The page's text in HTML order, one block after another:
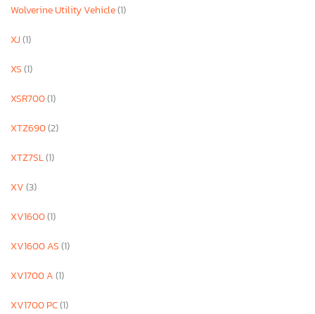
Wolverine Utility Vehicle(1)
XJ(1)
XS(1)
XSR700(1)
XTZ690(2)
XTZ7SL(1)
XV(3)
XV1600(1)
XV1600 AS(1)
XV1700 A(1)
XV1700 PC(1)